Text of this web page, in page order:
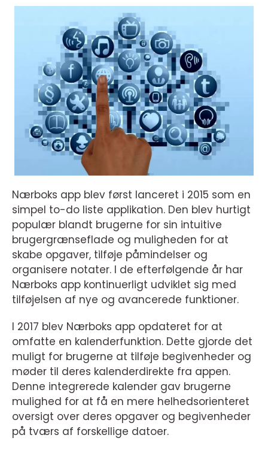
Nærboks app blev først lanceret i 2015 som en
simpel to-do liste applikation. Den blev hurtigt
populær blandt brugerne for sin intuitive
brugergrænseflade og muligheden for at
skabe opgaver, tilføje påmindelser og
organisere notater. I de efterfølgende år har
Nærboks app kontinuerligt udviklet sig med
tilføjelsen af nye og avancerede funktioner.
I 2017 blev Nærboks app opdateret for at
omfatte en kalenderfunktion. Dette gjorde det
muligt for brugerne at tilføje begivenheder og
møder til deres kalenderdirekte fra appen.
Denne integrerede kalender gav brugerne
mulighed for at få en mere helhedsorienteret
oversigt over deres opgaver og begivenheder
på tværs af forskellige datoer.